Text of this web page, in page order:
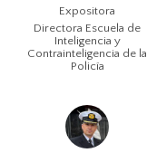
Expositora
Directora Escuela de
Inteligencia y
Contrainteligencia de la
Policía